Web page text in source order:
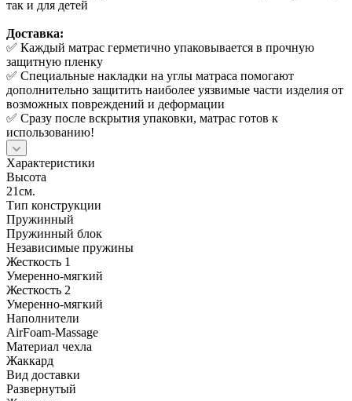
так и для детей
Доставка:
✅ Каждый матрас герметично упаковывается в прочную
защитную пленку
✅ Специальные накладки на углы матраса помогают
дополнительно защитить наиболее уязвимые части изделия от
возможных повреждений и деформации
✅ Сразу после вскрытия упаковки, матрас готов к
использованию!
Характеристики
Высота
21см.
Тип конструкции
Пружинный
Пружинный блок
Независимые пружины
Жесткость 1
Умеренно-мягкий
Жесткость 2
Умеренно-мягкий
Наполнители
AirFoam-Massage
Материал чехла
Жаккард
Вид доставки
Развернутый